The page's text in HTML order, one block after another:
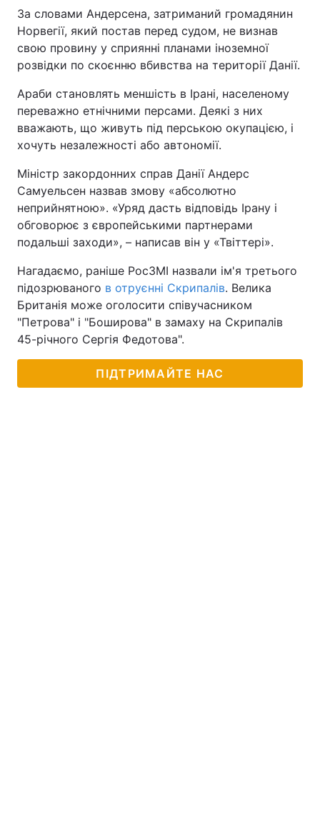
За словами Андерсена, затриманий громадянин
Норвегії, який постав перед судом, не визнав
свою провину у сприянні планами іноземної
розвідки по скоєнню вбивства на території Данії.
Араби становлять меншість в Ірані, населеному
переважно етнічними персами. Деякі з них
вважають, що живуть під перською окупацією, і
хочуть незалежності або автономії.
Міністр закордонних справ Данії Андерс
Самуельсен назвав змову «абсолютно
неприйнятною». «Уряд дасть відповідь Ірану і
обговорює з європейськими партнерами
подальші заходи», – написав він у «Твіттері».
Нагадаємо, раніше РосЗМІ назвали ім'я третього
підозрюваного в отруєнні Скрипалів. Велика
Британія може оголосити співучасником
"Петрова" і "Боширова" в замаху на Скрипалів
45-річного Сергія Федотова".
ПІДТРИМАЙТЕ НАС